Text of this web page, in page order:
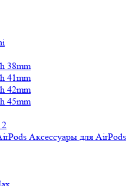
38mm
41mm
42mm
45mm
Аксессуары для AirPods